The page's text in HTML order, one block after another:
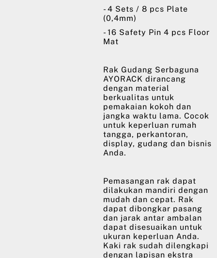
- 4 Sets / 8 pcs Plate
(0,4mm)
- 16 Safety Pin 4 pcs Floor
Mat
Rak Gudang Serbaguna
AYORACK dirancang
dengan material
berkualitas untuk
pemakaian kokoh dan
jangka waktu lama. Cocok
untuk keperluan rumah
tangga, perkantoran,
display, gudang dan bisnis
Anda.
Pemasangan rak dapat
dilakukan mandiri dengan
mudah dan cepat. Rak
dapat dibongkar pasang
dan jarak antar ambalan
dapat disesuaikan untuk
ukuran keperluan Anda.
Kaki rak sudah dilengkapi
dengan lapisan ekstra